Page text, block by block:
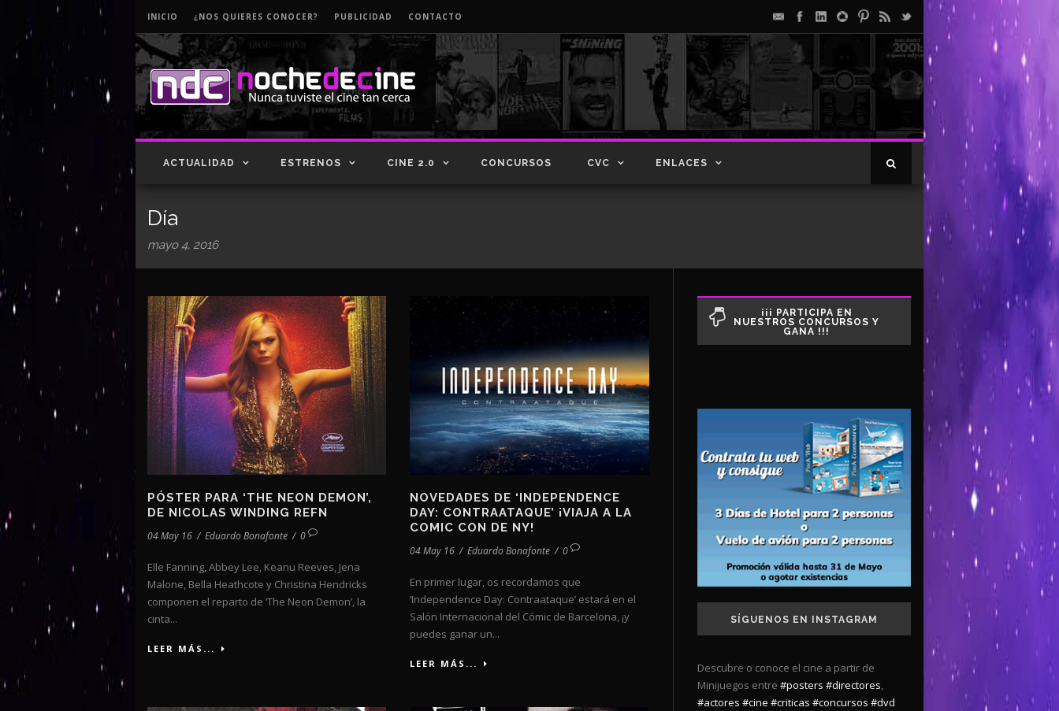
INICIO ¿NOS QUIERES CONOCER? PUBLICIDAD CONTACTO
ACTUALIDAD ESTRENOS CINE 2.0 CONCURSOS CVC ENLACES
Día
mayo 4, 2016
PÓSTER PARA ‘THE NEON DEMON’,
DE NICOLAS WINDING REFN
04 May 16 / Eduardo Bonafonte / 0
Elle Fanning, Abbey Lee, Keanu Reeves, Jena
Malone, Bella Heathcote y Christina Hendricks
componen el reparto de ‘The Neon Demon’, la
cinta...
LEER MÁS...
NOVEDADES DE ‘INDEPENDENCE
DAY: CONTRAATAQUE’ ¡VIAJA A LA
COMIC CON DE NY!
04 May 16 / Eduardo Bonafonte / 0
En primer lugar, os recordamos que
‘Independence Day: Contraataque’ estará en el
Salón Internacional del Cómic de Barcelona, ¡y
puedes ganar un...
LEER MÁS...
¡¡¡ PARTICIPA EN
NUESTROS CONCURSOS Y
GANA !!!
SÍGUENOS EN INSTAGRAM
Descubre o conoce el cine a partir de
Minijuegos entre #posters #directores,
#actores #cine #criticas #concursos #dvd